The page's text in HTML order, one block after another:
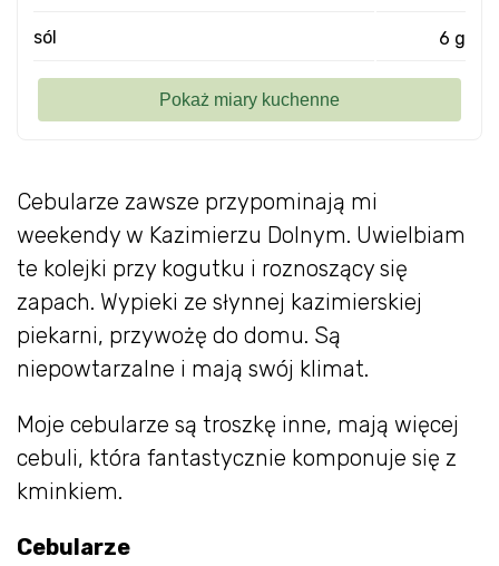
Cebularze zawsze przypominają mi
weekendy w Kazimierzu Dolnym. Uwielbiam
te kolejki przy kogutku i roznoszący się
zapach. Wypieki ze słynnej kazimierskiej
piekarni, przywożę do domu. Są
niepowtarzalne i mają swój klimat.
Moje cebularze są troszkę inne, mają więcej
cebuli, która fantastycznie komponuje się z
kminkiem.
Cebularze
sól 6 g